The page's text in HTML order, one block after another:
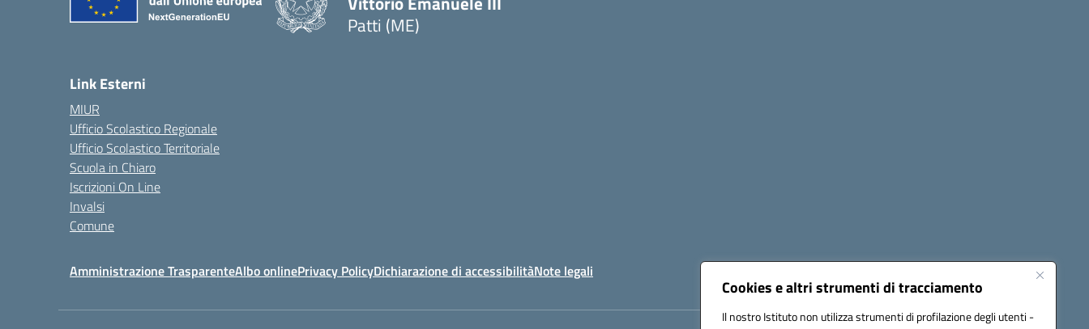
Cookies e altri strumenti di tracciamento
Il nostro Istituto non utilizza strumenti di profilazione degli utenti -
Patti (ME)
Link Esterni
MIUR
Ufficio Scolastico Regionale
Ufficio Scolastico Territoriale
Scuola in Chiaro
Iscrizioni On Line
Invalsi
Comune
Amministrazione TrasparenteAlbo onlinePrivacy PolicyDichiarazione di accessibilitàNote legali Seguici su: